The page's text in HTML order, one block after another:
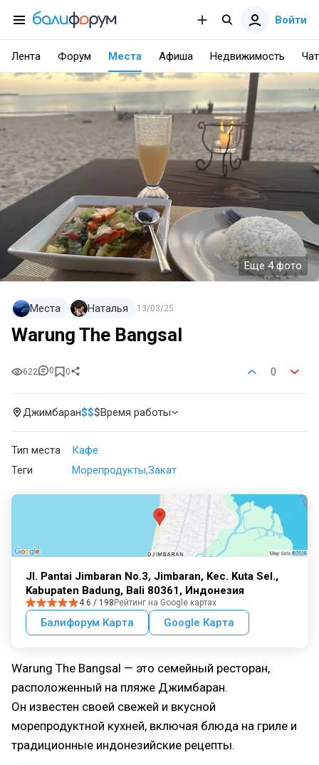
Войти
Лента Форум Места Афиша Недвижимость Чат
Еще 4 фото
Места Наталья 13/03/25
Warung The Bangsal
622 0 0 0
Джимбаран$$$Время работы
Тип места
Кафе
Теги
Морепродукты Закат
Jl. Pantai Jimbaran No.3, Jimbaran, Kec. Kuta Sel.,
Kabupaten Badung, Bali 80361, Индонезия
4.6 / 198Рейтинг на Google картах
Балифорум Карта Google Карта
Warung The Bangsal — это семейный ресторан,
расположенный на пляже Джимбаран.
Он известен своей свежей и вкусной
морепродуктной кухней, включая блюда на гриле и
традиционные индонезийские рецепты.